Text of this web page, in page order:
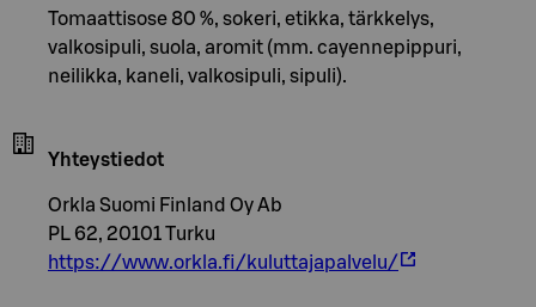
Tomaattisose 80 %, sokeri, etikka, tärkkelys,
valkosipuli, suola, aromit (mm. cayennepippuri,
neilikka, kaneli, valkosipuli, sipuli).
Yhteystiedot
Orkla Suomi Finland Oy Ab
PL 62, 20101 Turku
https://www.orkla.fi/kuluttajapalvelu/